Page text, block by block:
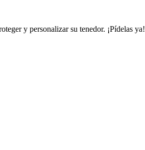
y personalizar su tenedor. ¡Pídelas ya!